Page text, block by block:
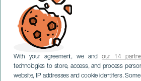
With your agreement, we andour 14
technologies to store, access, and process
website, IP addresses and cookie identifiers.